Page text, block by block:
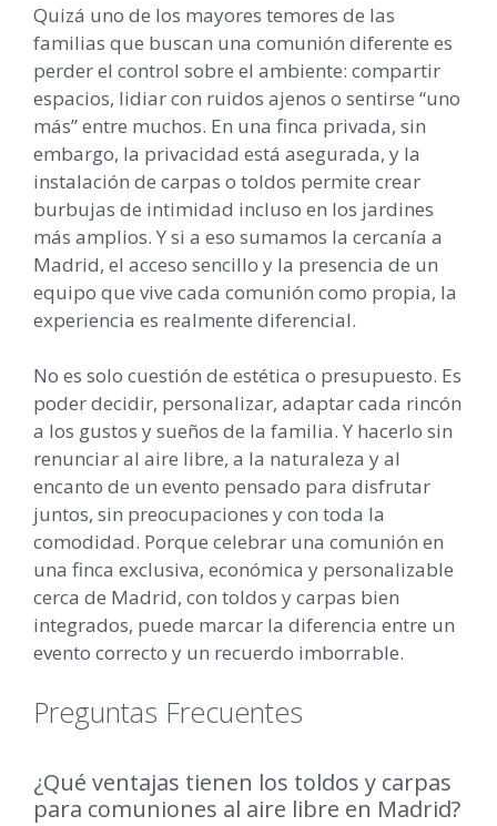
Quizá uno de los mayores temores de las
familias que buscan una comunión diferente es
perder el control sobre el ambiente: compartir
espacios, lidiar con ruidos ajenos o sentirse “uno
más” entre muchos. En una finca privada, sin
embargo, la privacidad está asegurada, y la
instalación de carpas o toldos permite crear
burbujas de intimidad incluso en los jardines
más amplios. Y si a eso sumamos la cercanía a
Madrid, el acceso sencillo y la presencia de un
equipo que vive cada comunión como propia, la
experiencia es realmente diferencial.
No es solo cuestión de estética o presupuesto. Es
poder decidir, personalizar, adaptar cada rincón
a los gustos y sueños de la familia. Y hacerlo sin
renunciar al aire libre, a la naturaleza y al
encanto de un evento pensado para disfrutar
juntos, sin preocupaciones y con toda la
comodidad. Porque celebrar una comunión en
una finca exclusiva, económica y personalizable
cerca de Madrid, con toldos y carpas bien
integrados, puede marcar la diferencia entre un
evento correcto y un recuerdo imborrable.
Preguntas Frecuentes
¿Qué ventajas tienen los toldos y carpas
para comuniones al aire libre en Madrid?